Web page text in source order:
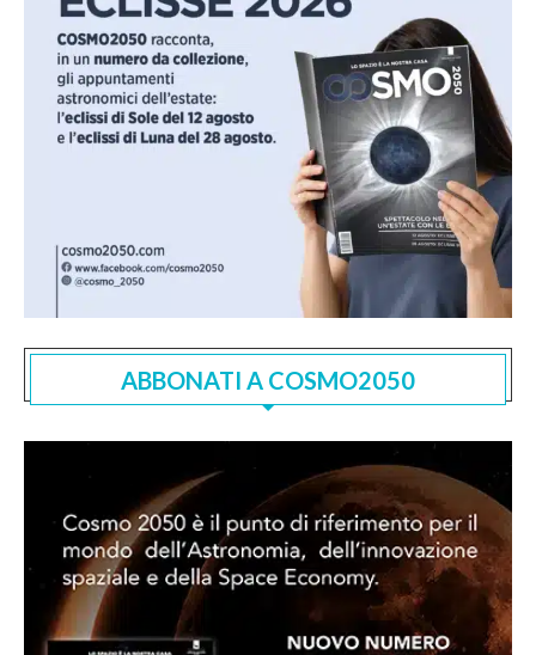
ABBONATI A COSMO2050